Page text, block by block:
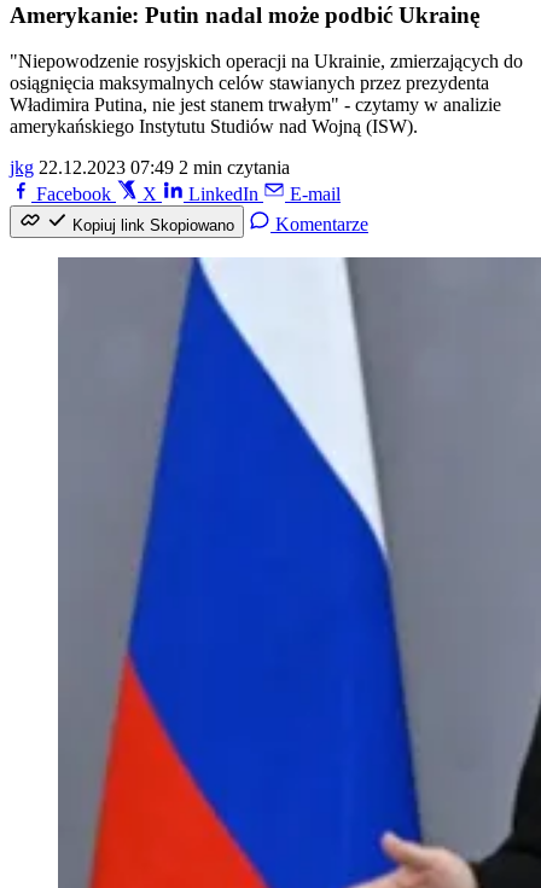
Amerykanie: Putin nadal może podbić Ukrainę
"Niepowodzenie rosyjskich operacji na Ukrainie, zmierzających do
osiągnięcia maksymalnych celów stawianych przez prezydenta
Władimira Putina, nie jest stanem trwałym" - czytamy w analizie
amerykańskiego Instytutu Studiów nad Wojną (ISW).
jkg 22.12.2023 07:49 2 min czytania
Facebook
X LinkedIn E-mail
Kopiuj link Skopiowano Komentarze